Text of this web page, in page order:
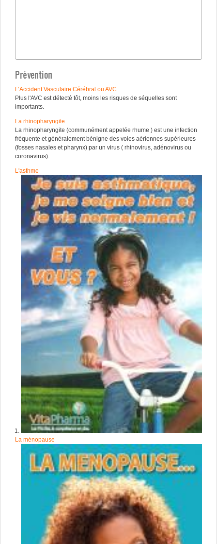
Prévention
L’Accident Vasculaire Cérébral ou AVC
Plus l'AVC est détecté tôt, moins les risques de séquelles sont
importants.
La rhinopharyngite
La rhinopharyngite (communément appelée rhume ) est une infection
fréquente et généralement bénigne des voies aériennes supérieures
(fosses nasales et pharynx) par un virus ( rhinovirus, adénovirus ou
coronavirus).
L'asthme
La ménopause